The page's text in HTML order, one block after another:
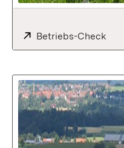
Extern:
Betriebs-Check